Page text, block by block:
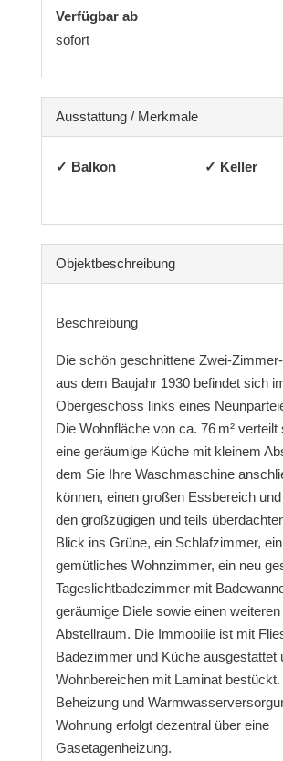
Verfügbar ab
sofort
Ausstattung / Merkmale
✓ Balkon ✓ Keller
Objekt­beschreibung
Beschreibung
Die schön geschnittene Zwei-
aus dem Baujahr 1930 befindet sich
Obergeschoss links eines
Die Wohnfläche von ca. 76 m² verteilt
eine geräumige Küche mit kleinem
dem Sie Ihre Waschmaschine
können, einen großen Essbereich
den großzügigen und teils
Blick ins Grüne, ein Schlafzimmer, ein
gemütliches Wohnzimmer, ein neu
Tageslichtbadezimmer mit
geräumige Diele sowie einen weiteren
Abstellraum. Die Immobilie ist mit
Badezimmer und Küche ausgestattet
Wohnbereichen mit Laminat bestückt.
Beheizung und
Wohnung erfolgt dezentral über eine
Gasetagenheizung.